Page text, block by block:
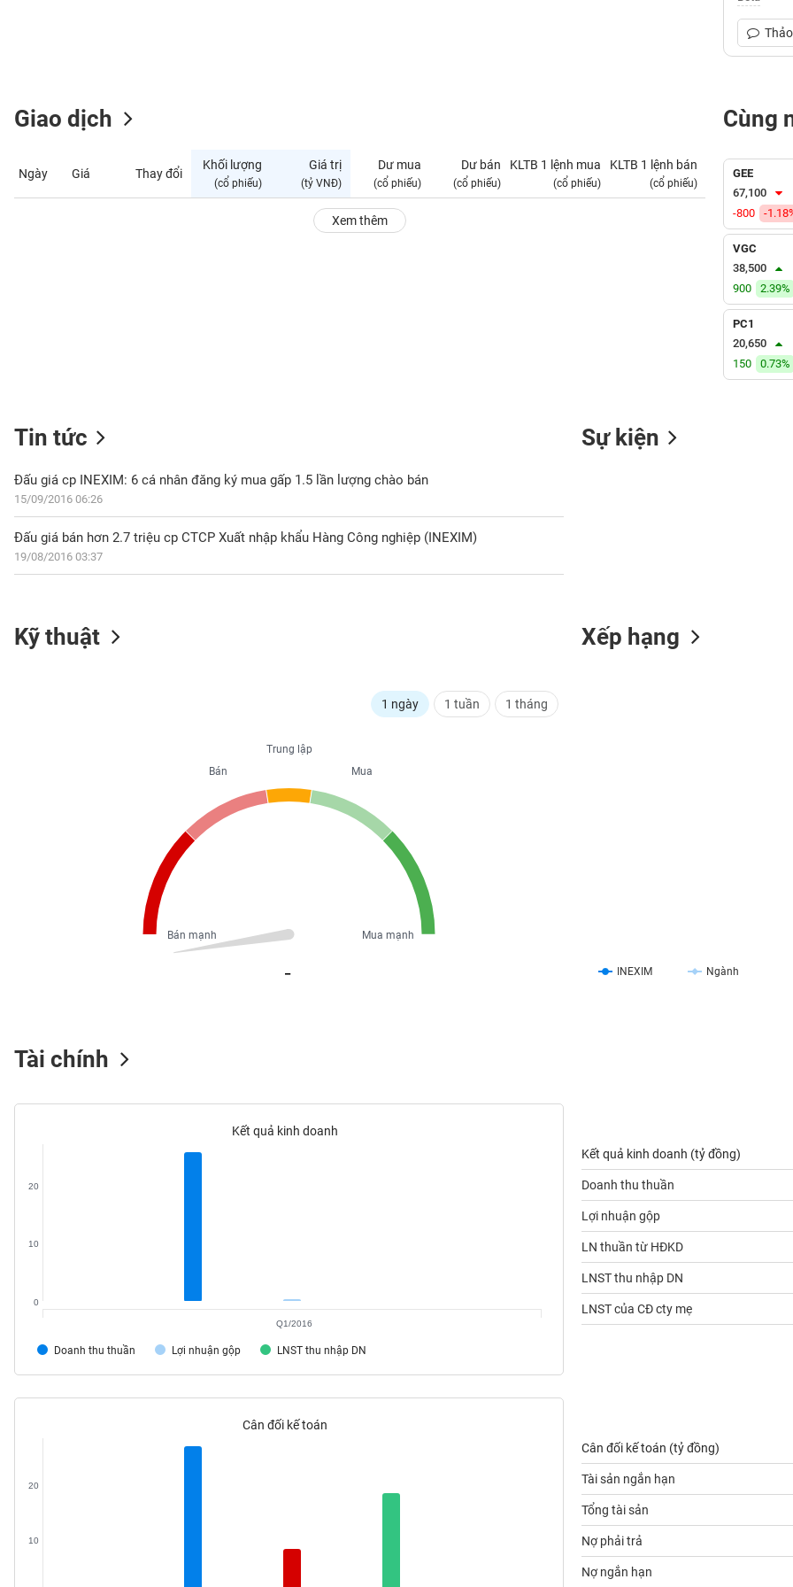
Giao dịch
Ngày Giá Thay đổi
Khối lượng
(cổ phiếu)
Giá trị
(tỷ VNĐ)
Dư mua
(cổ phiếu)
Dư bán
(cổ phiếu)
KLTB 1 lệnh mua
(cổ phiếu)
KLTB 1 lệnh bán
(cổ phiếu)
Xem thêm
Cùng
GEE
67,100
-800
-
VGC
38,500
900
2.39%
PC1
20,650
150
0.73%
Tin tức
Đấu giá cp INEXIM: 6 cá nhân đăng ký mua gấp 1.5 lần lượng chào bán
15/09/2016 06:26
Đấu giá bán hơn 2.7 triệu cp CTCP Xuất nhập khẩu Hàng Công nghiệp (INEXIM)
19/08/2016 03:37
Sự kiện
Kỹ thuật
1 ngày 1 tuần 1 tháng
Trung lập
Mua
Mua mạnh
Bán
Bán mạnh
Xếp hạng
INEXIM Ngành
Tài chính
Kết quả kinh doanh
Doanh thu thuần Lợi nhuận gộp LNST thu nhập DN
0
10
20
Q1/2016
Kết quả kinh doanh (tỷ đồng)
Doanh thu thuần
Lợi nhuận gộp
LN thuần từ HĐKD
LNST thu nhập DN
LNST của CĐ cty mẹ
Cân đối kế toán
10
20
Cân đối kế toán (tỷ đồng)
Tài sản ngắn hạn
Tổng tài sản
Nợ phải trả
Nợ ngắn hạn
CÁ
NHÂN
DOANH
NGHIỆP
PHIẾU
LƯỢNG